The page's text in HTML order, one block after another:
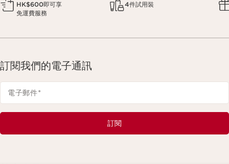
HK$600即可享
免運費服務
4件試用裝
訂閱我們的電子通訊
電子郵件*
訂閱